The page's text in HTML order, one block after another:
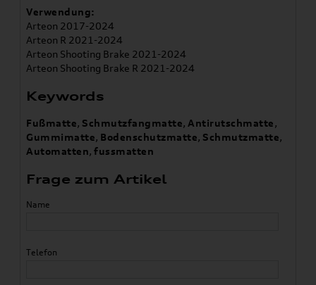
Verwendung:
Arteon 2017-2024
Arteon R 2021-2024
Arteon Shooting Brake 2021-2024
Arteon Shooting Brake R 2021-2024
Keywords
Fußmatte, Schmutzfangmatte, Antirutschmatte,
Gummimatte, Bodenschutzmatte, Schmutzmatte,
Automatten,fussmatten
Frage zum Artikel
Name
Telefon